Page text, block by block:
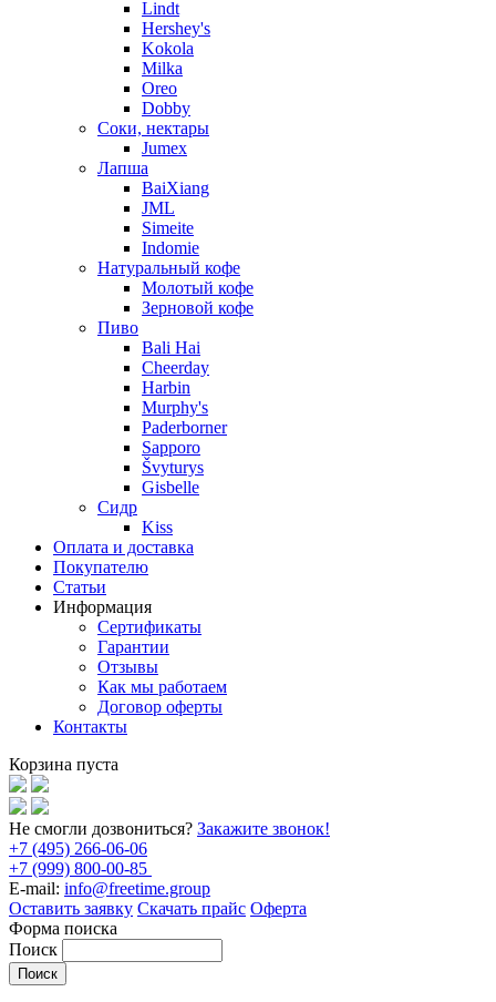
Lindt
Hershey's
Kokola
Milka
Oreo
Dobby
Соки, нектары
Jumex
Лапша
BaiXiang
JML
Simeite
Indomie
Натуральный кофе
Молотый кофе
Зерновой кофе
Пиво
Bali Hai
Cheerday
Harbin
Murphy's
Paderborner
Sapporo
Švyturys
Gisbelle
Сидр
Kiss
Оплата и доставка
Покупателю
Статьи
Информация
Сертификаты
Гарантии
Отзывы
Как мы работаем
Договор оферты
Контакты
Корзина пуста
Не смогли дозвониться? Закажите звонок!
+7 (495) 266-06-06
+7 (999) 800-00-85
E-mail: info@freetime.group
Оставить заявку Скачать прайс Оферта
Форма поиска
Поиск